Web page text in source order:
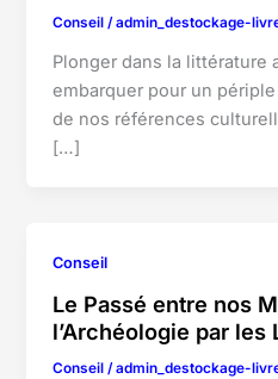
Conseil /admin_destockage-
Plonger dans la littérature
embarquer pour un
de nos références
[…]
Conseil
Le Passé entre nos
l’Archéologie par les
Conseil /admin_destockage-